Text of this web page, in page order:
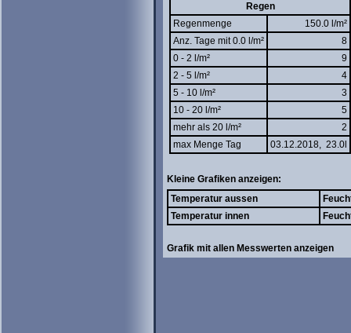
Regen
Regenmenge
150.0 l/m²
Anz. Tage mit 0.0 l/m²
8
0 - 2 l/m²
9
2 - 5 l/m²
4
5 - 10 l/m²
3
10 - 20 l/m²
5
mehr als 20 l/m²
2
max Menge Tag
03.12.2018, 23.0l
Kleine Grafiken anzeigen:
Temperatur aussen
Temperatur innen
Grafik mit allen Messwerten anzeigen